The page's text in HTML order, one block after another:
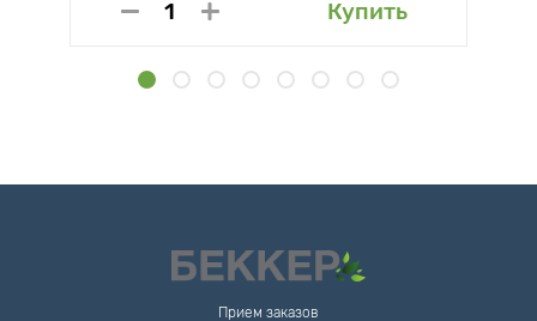
Купить
Прием заказов